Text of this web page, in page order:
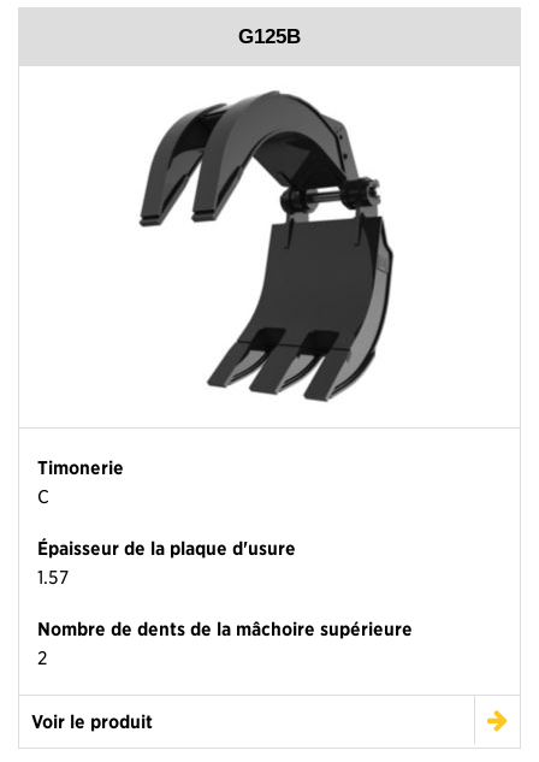
G125B
Timonerie
C
Épaisseur de la plaque d'usure
1.57
Nombre de dents de la mâchoire supérieure
2
Voir le produit